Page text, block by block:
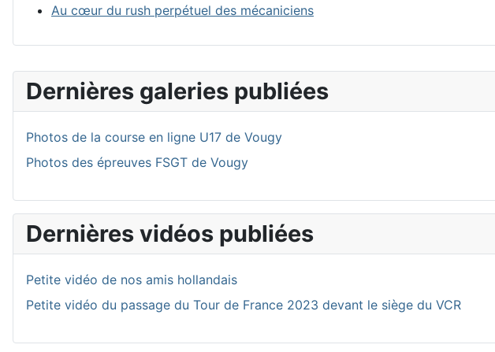
Dernières galeries publiées
Photos de la course en ligne U17 de Vougy
Photos des épreuves FSGT de Vougy
Dernières vidéos publiées
Petite vidéo de nos amis hollandais
Petite vidéo du passage du Tour de France 2023 devant le siège du VCR
Au cœur du rush perpétuel des mécaniciens